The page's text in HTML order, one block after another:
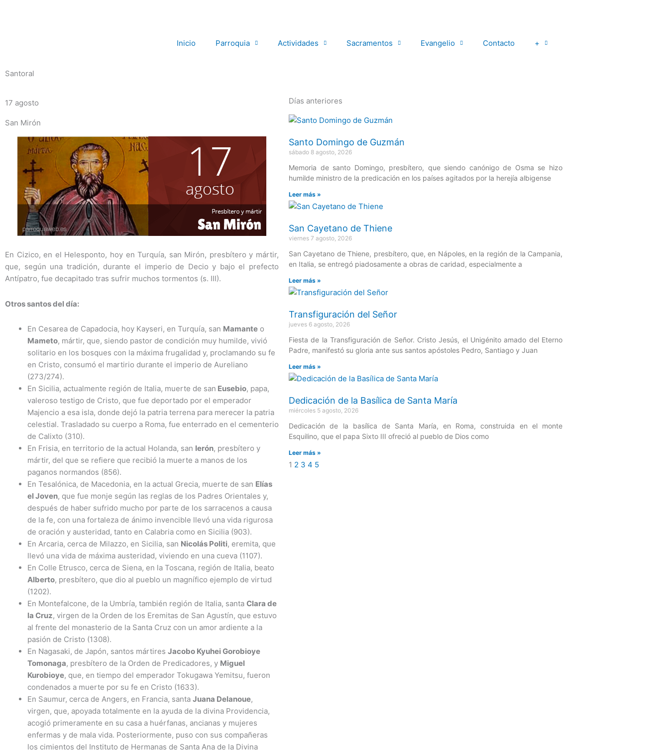
Inicio
Parroquia Actividades Sacramentos Evangelio Contacto +
Santoral
17 agosto
San Mirón
En Cizico, en el Helesponto, hoy en Turquía, san Mirón, presbítero y mártir,
que, según una tradición, durante el imperio de Decio y bajo el prefecto
Antípatro, fue decapitado tras sufrir muchos tormentos (s. III).
Otros santos del día:
En Cesarea de Capadocia, hoy Kayseri, en Turquía, san Mamante o
Mameto, mártir, que, siendo pastor de condición muy humilde, vivió
solitario en los bosques con la máxima frugalidad y, proclamando su fe
en Cristo, consumó el martirio durante el imperio de Aureliano
(273/274).
En Sicilia, actualmente región de Italia, muerte de san Eusebio, papa,
valeroso testigo de Cristo, que fue deportado por el emperador
Majencio a esa isla, donde dejó la patria terrena para merecer la patria
celestial. Trasladado su cuerpo a Roma, fue enterrado en el cementerio
de Calixto (310).
En Frisia, en territorio de la actual Holanda, san Ierón, presbítero y
mártir, del que se refiere que recibió la muerte a manos de los
paganos normandos (856).
En Tesalónica, de Macedonia, en la actual Grecia, muerte de san Elías
el Joven, que fue monje según las reglas de los Padres Orientales y,
después de haber sufrido mucho por parte de los sarracenos a causa
de la fe, con una fortaleza de ánimo invencible llevó una vida rigurosa
de oración y austeridad, tanto en Calabria como en Sicilia (903).
En Arcaria, cerca de Milazzo, en Sicilia, san Nicolás Politi, eremita, que
llevó una vida de máxima austeridad, viviendo en una cueva (1107).
En Colle Etrusco, cerca de Siena, en la Toscana, región de Italia, beato
Alberto, presbítero, que dio al pueblo un magnífico ejemplo de virtud
(1202).
En Montefalcone, de la Umbría, también región de Italia, santa Clara de
la Cruz, virgen de la Orden de los Eremitas de San Agustín, que estuvo
al frente del monasterio de la Santa Cruz con un amor ardiente a la
pasión de Cristo (1308).
En Nagasaki, de Japón, santos mártires Jacobo Kyuhei Gorobioye
Tomonaga, presbítero de la Orden de Predicadores, y Miguel
Kurobioye, que, en tiempo del emperador Tokugawa Yemitsu, fueron
condenados a muerte por su fe en Cristo (1633).
En Saumur, cerca de Angers, en Francia, santa Juana Delanoue,
virgen, que, apoyada totalmente en la ayuda de la divina Providencia,
acogió primeramente en su casa a huérfanas, ancianas y mujeres
enfermas y de mala vida. Posteriormente, puso con sus compañeras
los cimientos del Instituto de Hermanas de Santa Ana de la Divina
Días anteriores
Santo Domingo de Guzmán
sábado 8 agosto, 2026
Memoria de santo Domingo, presbítero, que siendo canónigo de Osma se hizo
humilde ministro de la predicación en los países agitados por la herejía albigense
Leer más »
San Cayetano de Thiene
viernes 7 agosto, 2026
San Cayetano de Thiene, presbítero, que, en Nápoles, en la región de la Campania,
en Italia, se entregó piadosamente a obras de caridad, especialmente a
Leer más »
Transfiguración del Señor
jueves 6 agosto, 2026
Fiesta de la Transfiguración de Señor. Cristo Jesús, el Unigénito amado del Eterno
Padre, manifestó su gloria ante sus santos apóstoles Pedro, Santiago y Juan
Leer más »
Dedicación de la Basílica de Santa María
miércoles 5 agosto, 2026
Dedicación de la basílica de Santa María, en Roma, construida en el monte
Esquilino, que el papa Sixto III ofreció al pueblo de Dios como
Leer más »
Página
1
Página
2
Página
3
Página
4
Página
5